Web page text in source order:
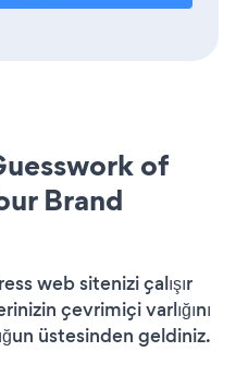
of
Brand
web sitenizi çalışır
çevrimiçi varlığını
üstesinden geldiniz.